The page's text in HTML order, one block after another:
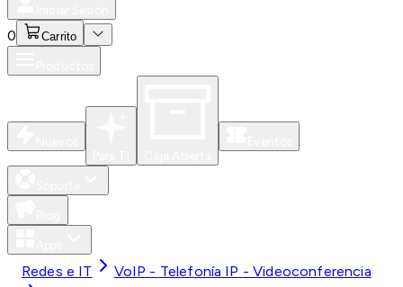
0 Carrito
Redes e IT
VoIP - Telefonía IP - Videoconferencia